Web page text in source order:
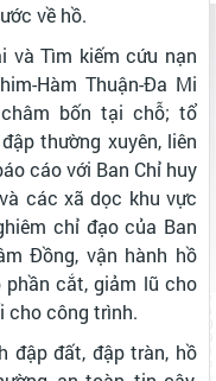
về hồ.
và Tìm kiếm cứu nạn
Hàm Thuận-Đa Mi
bốn tại chỗ; tổ
thường xuyên, liên
cáo với Ban Chỉ huy
các xã dọc khu vực
chỉ đạo của Ban
Đồng, vận hành hồ
cắt, giảm lũ cho
cho công trình.
đập đất, đập tràn, hồ